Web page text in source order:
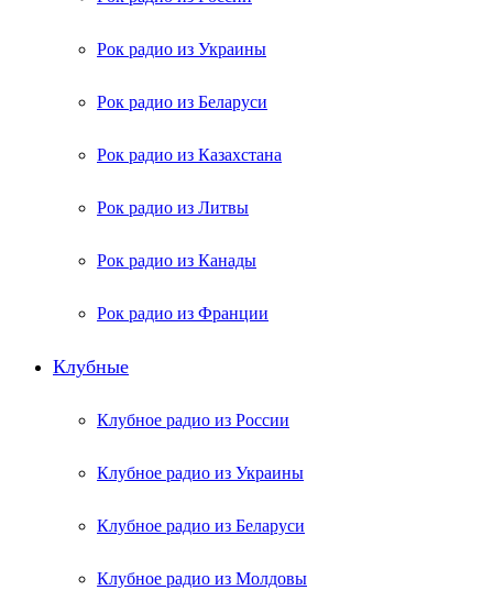
Рок радио из Украины
Рок радио из Беларуси
Рок радио из Казахстана
Рок радио из Литвы
Рок радио из Канады
Рок радио из Франции
Клубные
Клубное радио из России
Клубное радио из Украины
Клубное радио из Беларуси
Клубное радио из Молдовы